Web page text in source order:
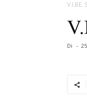
V.I.BE.
Di -